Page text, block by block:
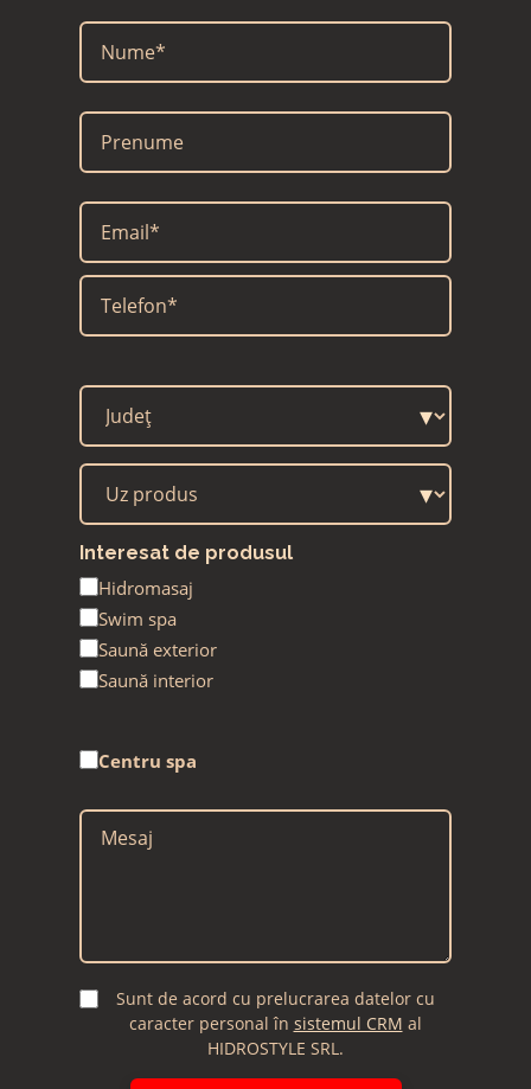
▾
▾
Interesat de produsul
Hidromasaj
Swim spa
Saună exterior
Saună interior
Centru spa
Sunt de acord cu prelucrarea datelor cu
caracter personal în sistemul CRM al
HIDROSTYLE SRL.